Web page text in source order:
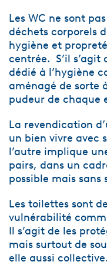
Les WC ne sont
déchets corporels
hygiène et
centrée. S’il
dédié à l’hygiène
aménagé de sorte
pudeur de chaque
La revendication
un bien vivre avec
l’autre implique
pairs, dans un
possible mais sans
Les toilettes sont
vulnérabilité
Il s’agit de les
mais surtout de
elle aussi collective.